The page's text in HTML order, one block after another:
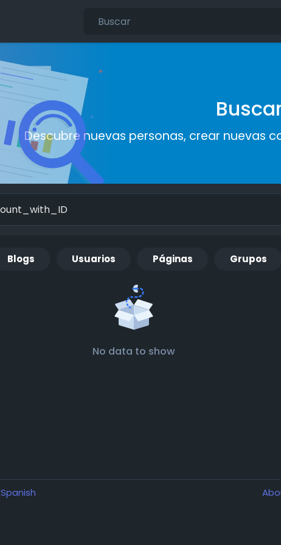
Descubre nuevas personas, crear nuevas
Blogs Usuarios Páginas Grupos
No data to show
Spanish